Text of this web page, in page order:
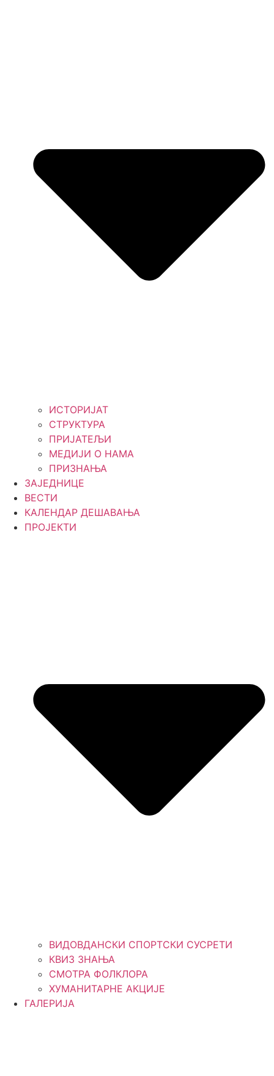
ИСТОРИЈАТ
СТРУКТУРА
ПРИЈАТЕЉИ
МЕДИЈИ О НАМА
ПРИЗНАЊА
ЗАЈЕДНИЦЕ
ВЕСТИ
КАЛЕНДАР ДЕШАВАЊА
ПРОЈЕКТИ
ВИДОВДАНСКИ СПОРТСКИ СУСРЕТИ
КВИЗ ЗНАЊА
СМОТРА ФОЛКЛОРА
ХУМАНИТАРНЕ АКЦИЈЕ
ГАЛЕРИЈА